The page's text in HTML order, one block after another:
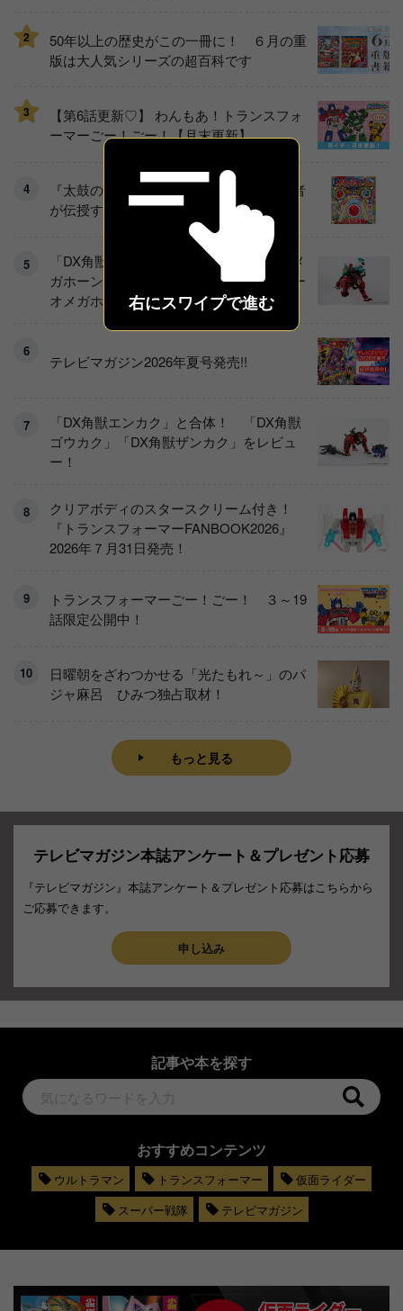
右にスワイプで進む
2
50年以上の歴史がこの一冊に！ ６月の重
版は大人気シリーズの超百科です
3
【第6話更新♡】 わんもあ！トランスフォ
ーマーごー！ごー！【月末更新】
『太鼓の達人』即上達！ 世界大会優勝者
が伝授するコツ《実践編》
「DX角獣エンカク」「角獣覚醒器 DXオメ
ガホーン」をレビュー！ 『角醒ハンター
オメガホーン』の玩具展開がスタート！
テレビマガジン2026年夏号発売!!
「DX角獣エンカク」と合体！ 「DX角獣
ゴウカク」「DX角獣ザンカク」をレビュ
ー！
クリアボディのスタースクリーム付き！
『トランスフォーマーFANBOOK2026』
2026年７月31日発売！
トランスフォーマーごー！ごー！ ３～19
話限定公開中！
日曜朝をざわつかせる「光たもれ～」のパ
ジャ麻呂 ひみつ独占取材！
もっと見る
テレビマガジン本誌アンケート＆プレゼント応募
『テレビマガジン』本誌アンケート＆プレゼント応募はこちらから
ご応募できます。
申し込み
記事や本を探す
おすすめコンテンツ
ウルトラマン トランスフォーマー
仮面ライダー
スーパー戦隊
テレビマガジン